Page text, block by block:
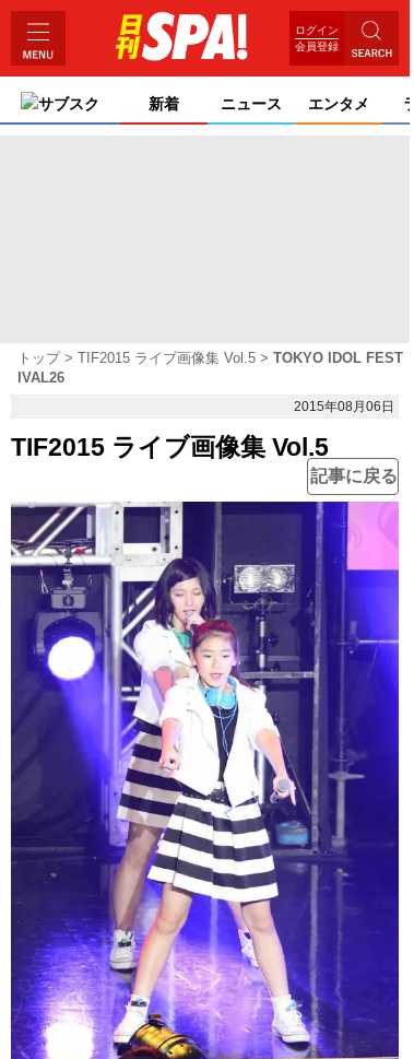
ログイン
会員登録
サブスク 新着 ニュース エンタメ
トップ TIF2015 ライブ画像集 Vol.5
TOKYO IDOL FEST
IVAL26
2015年08月06日
TIF2015 ライブ画像集 Vol.5
記事に戻る